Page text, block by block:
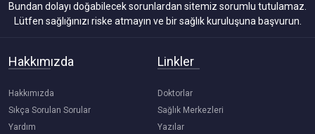
Bundan dolayı doğabilecek sorunlardan sitemiz sorumlu tutulamaz.
Lütfen sağlığınızı riske atmayın ve bir sağlık kuruluşuna başvurun.
Hakkımızda
Hakkımızda
Sıkça Sorulan Sorular
Yardım
Linkler
Doktorlar
Sağlık Merkezleri
Yazılar